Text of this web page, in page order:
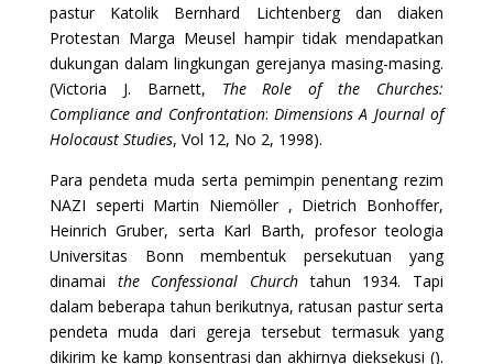
pastur Katolik Bernhard Lichtenberg dan diaken
Protestan Marga Meusel hampir tidak mendapatkan
dukungan dalam lingkungan gerejanya masing-masing.
(Victoria J. Barnett, The Role of the Churches:
Compliance and Confrontation: Dimensions A Journal of
Holocaust Studies, Vol 12, No 2, 1998).
Para pendeta muda serta pemimpin penentang rezim
NAZI seperti Martin Niemöller , Dietrich Bonhoffer,
Heinrich Gruber, serta Karl Barth, profesor teologia
Universitas Bonn membentuk persekutuan yang
dinamai the Confessional Church tahun 1934. Tapi
dalam beberapa tahun berikutnya, ratusan pastur serta
pendeta muda dari gereja tersebut termasuk yang
dikirim ke kamp konsentrasi dan akhirnya dieksekusi ().